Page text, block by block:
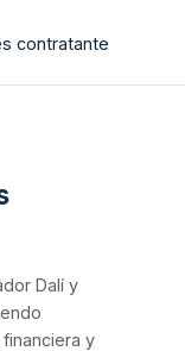
contratante
Dalí y
y